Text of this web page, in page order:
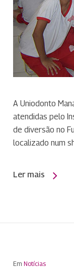
A Uniodonto
atendidas pelo
de diversão no
localizado num
Ler mais
Em Notícias